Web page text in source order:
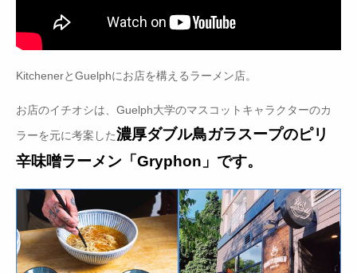
KitchenerとGuelphにお店を構えるラーメン店。
お店のイチオシは、Guelph大学のマスコットキャラクターのカ
ラーを元に考案した濃厚ダブル鳥ガラスープのピリ
辛味噌ラーメン「Gryphon」です。